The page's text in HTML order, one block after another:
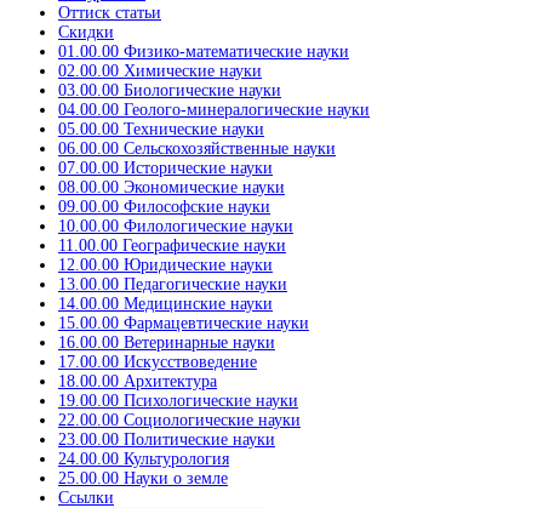
Оттиск статьи
Скидки
01.00.00 Физико-математические науки
02.00.00 Химические науки
03.00.00 Биологические науки
04.00.00 Геолого-минералогические науки
05.00.00 Технические науки
06.00.00 Сельскохозяйственные науки
07.00.00 Исторические науки
08.00.00 Экономические науки
09.00.00 Философские науки
10.00.00 Филологические науки
11.00.00 Географические науки
12.00.00 Юридические науки
13.00.00 Педагогические науки
14.00.00 Медицинские науки
15.00.00 Фармацевтические науки
16.00.00 Ветеринарные науки
17.00.00 Искусствоведение
18.00.00 Архитектура
19.00.00 Психологические науки
22.00.00 Социологические науки
23.00.00 Политические науки
24.00.00 Культурология
25.00.00 Науки о земле
Ссылки